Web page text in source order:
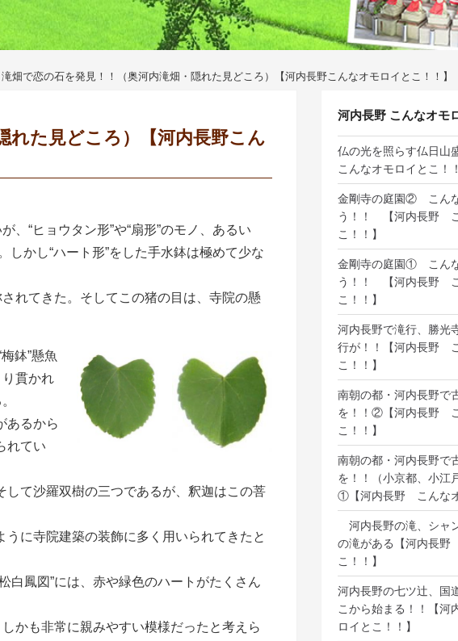
滝畑で恋の石を発見！！（奥河内滝畑・隠れた見どころ）【河内長野こんなオモロイとこ！！】
れた見どころ）【河内長野こん
、“ヒョウタン形”や“扇形”のモノ、あるい
しかし“ハート形”をした手水鉢は極めて少な
れてきた。そしてこの猪の目は、寺院の懸
鉢”懸魚
り貫かれ
あるから
れてい
て沙羅双樹の三つであるが、釈迦はこの菩
に寺院建築の装飾に多く用いられてきたと
白鳳図”には、赤や緑色のハートがたくさん
かも非常に親みやすい模様だったと考えら
河内長野 こんなオモ
仏の光を照らす仏日山
こんなオモロイとこ！
金剛寺の庭園② こん
う！！ 【河内長野
こ！！】
金剛寺の庭園① こん
う！！ 【河内長野
こ！！】
河内長野で滝行、勝光
行が！！【河内長野
こ！！】
南朝の都・河内長野で
を！！②【河内長野
こ！！】
南朝の都・河内長野で
を！！（小京都、小江
①【河内長野 こんなオ
河内長野の滝、シャ
の滝がある【河内長
こ！！】
河内長野の七ツ辻、国
こから始まる！！【
ロイとこ！！】